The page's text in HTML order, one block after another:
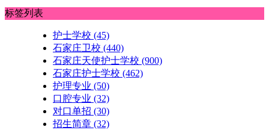
标签列表
护士学校 (45)
石家庄卫校 (440)
石家庄天使护士学校 (900)
石家庄护士学校 (462)
护理专业 (50)
口腔专业 (32)
对口单招 (30)
招生简章 (32)